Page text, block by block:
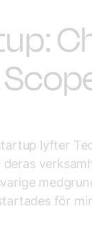
lyfter
för